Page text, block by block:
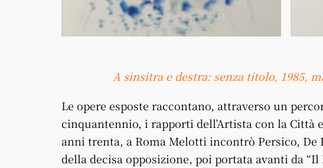
A sinsitra e destra: senza titolo, 1985,
Le opere esposte raccontano, attraverso un
cinquantennio, i rapporti dell’Artista con la Città
anni trenta, a Roma Melotti incontrò Persico, De
della decisa opposizione, poi portata avanti da